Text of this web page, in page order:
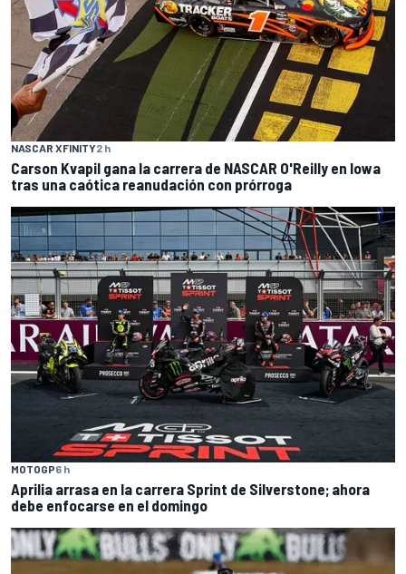
NASCAR XFINITY2 h
Carson Kvapil gana la carrera de NASCAR O'Reilly en Iowa
tras una caótica reanudación con prórroga
MOTOGP6 h
Aprilia arrasa en la carrera Sprint de Silverstone; ahora
debe enfocarse en el domingo